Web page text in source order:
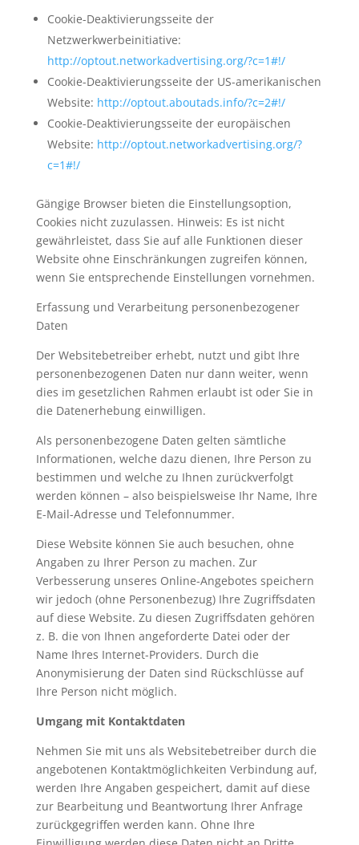
Cookie-Deaktivierungsseite der
Netzwerkwerbeinitiative:
http://optout.networkadvertising.org/?c=1#!/
Cookie-Deaktivierungsseite der US-amerikanischen
Website: http://optout.aboutads.info/?c=2#!/
Cookie-Deaktivierungsseite der europäischen
Website: http://optout.networkadvertising.org/?
c=1#!/
Gängige Browser bieten die Einstellungsoption,
Cookies nicht zuzulassen. Hinweis: Es ist nicht
gewährleistet, dass Sie auf alle Funktionen dieser
Website ohne Einschränkungen zugreifen können,
wenn Sie entsprechende Einstellungen vornehmen.
Erfassung und Verarbeitung personenbezogener
Daten
Der Websitebetreiber erhebt, nutzt und gibt Ihre
personenbezogenen Daten nur dann weiter, wenn
dies im gesetzlichen Rahmen erlaubt ist oder Sie in
die Datenerhebung einwilligen.
Als personenbezogene Daten gelten sämtliche
Informationen, welche dazu dienen, Ihre Person zu
bestimmen und welche zu Ihnen zurückverfolgt
werden können – also beispielsweise Ihr Name, Ihre
E-Mail-Adresse und Telefonnummer.
Diese Website können Sie auch besuchen, ohne
Angaben zu Ihrer Person zu machen. Zur
Verbesserung unseres Online-Angebotes speichern
wir jedoch (ohne Personenbezug) Ihre Zugriffsdaten
auf diese Website. Zu diesen Zugriffsdaten gehören
z. B. die von Ihnen angeforderte Datei oder der
Name Ihres Internet-Providers. Durch die
Anonymisierung der Daten sind Rückschlüsse auf
Ihre Person nicht möglich.
Umgang mit Kontaktdaten
Nehmen Sie mit uns als Websitebetreiber durch die
angebotenen Kontaktmöglichkeiten Verbindung auf,
werden Ihre Angaben gespeichert, damit auf diese
zur Bearbeitung und Beantwortung Ihrer Anfrage
zurückgegriffen werden kann. Ohne Ihre